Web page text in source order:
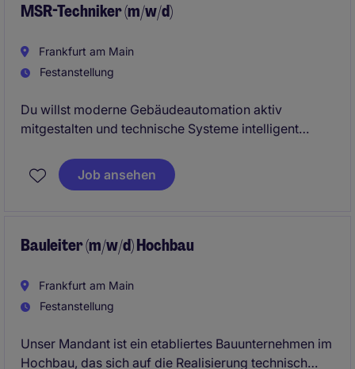
MSR-Techniker (m/w/d)
Frankfurt am Main
Festanstellung
Du willst moderne Gebäudeautomation aktiv
mitgestalten und technische Systeme intelligent
nächster Schritt.Job ansehen
Bauleiter (m/w/d) Hochbau
Frankfurt am Main
Festanstellung
Unser Mandant ist ein etabliertes Bauunternehmen im
Hochbau, das sich auf die Realisierung technisch